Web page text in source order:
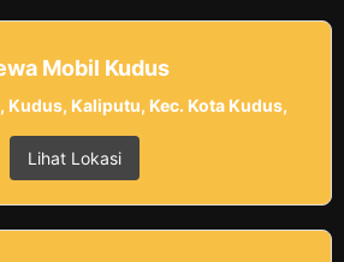
Mobil Kudus
Kaliputu, Kec. Kota Kudus,
Lihat Lokasi